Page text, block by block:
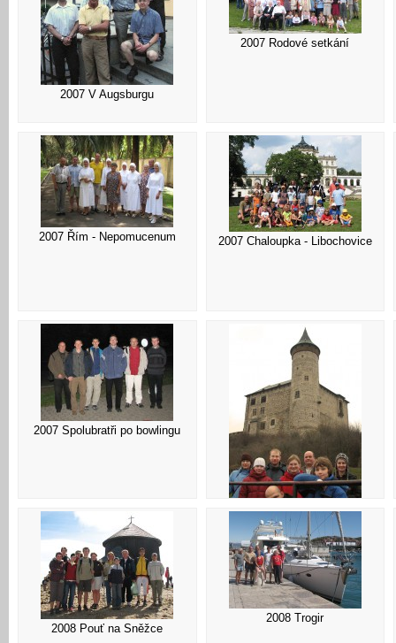
2007 V Augsburgu
2007 Rodové setkání
2007 Řím - Nepomucenum 2007 Chaloupka - Libochovice
2007 Spolubratři po bowlingu
2007 S chaloupkáři - Kuňka
2008 Pouť na Sněžce
2008 Trogir